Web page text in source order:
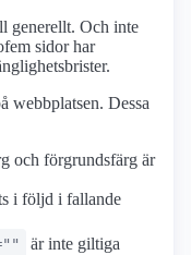
generellt. Och inte
sidor har
webbplatsen. Dessa
och förgrundsfärg är
i följd i fallande
är inte giltiga